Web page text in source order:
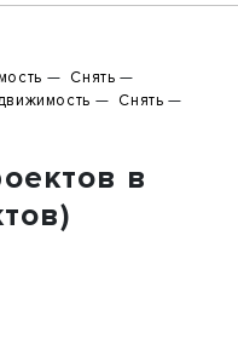
Снять
Снять
в